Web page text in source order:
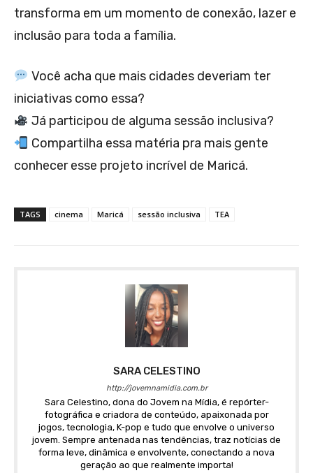
transforma em um momento de conexão, lazer e
inclusão para toda a família.
Você acha que mais cidades deveriam ter
iniciativas como essa?
Já participou de alguma sessão inclusiva?
Compartilha essa matéria pra mais gente
conhecer esse projeto incrível de Maricá.
TAGS cinema Maricá sessão inclusiva TEA
SARA CELESTINO
http://jovemnamidia.com.br
Sara Celestino, dona do Jovem na Mídia, é repórter-
fotográfica e criadora de conteúdo, apaixonada por
jogos, tecnologia, K-pop e tudo que envolve o universo
jovem. Sempre antenada nas tendências, traz notícias de
forma leve, dinâmica e envolvente, conectando a nova
geração ao que realmente importa!